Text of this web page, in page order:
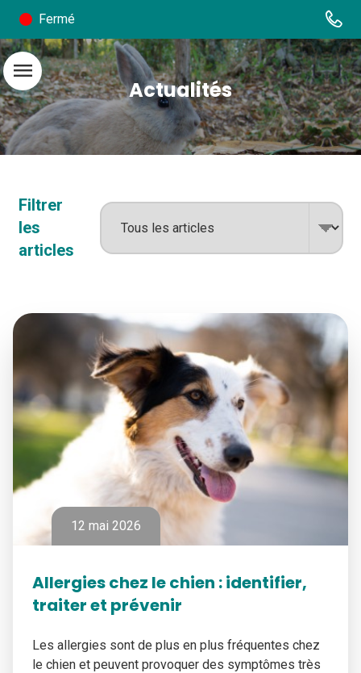
Fermé
menu
Actualités
Filtrer
les
articles
12 mai 2026
Allergies chez le chien : identifier,
traiter et prévenir
Les allergies sont de plus en plus fréquentes chez
le chien et peuvent provoquer des symptômes très